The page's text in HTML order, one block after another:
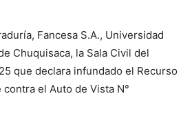
Fancesa S.A., Universidad
Chuquisaca, la Sala Civil del
que declara infundado el Recurso
el Auto de Vista N°